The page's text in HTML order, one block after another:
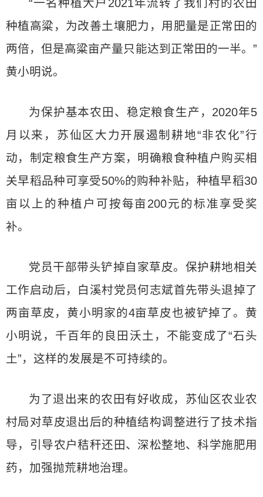
“一名种植大户2021年流转了我们村的农田
种植高粱，为改善土壤肥力，用肥量是正常田的
两倍，但是高粱亩产量只能达到正常田的一半。”
黄小明说。
为保护基本农田、稳定粮食生产，2020年5
月以来，苏仙区大力开展遏制耕地“非农化”行
动，制定粮食生产方案，明确粮食种植户购买相
关早稻品种可享受50%的购种补贴，种植早稻30
亩以上的种植户可按每亩200元的标准享受奖
补。
党员干部带头铲掉自家草皮。保护耕地相关
工作启动后，白溪村党员何志斌首先带头退掉了
两亩草皮，黄小明家的4亩草皮也被铲掉了。黄
小明说，千百年的良田沃土，不能变成了“石头
土”，这样的发展是不可持续的。
为了退出来的农田有好收成，苏仙区农业农
村局对草皮退出后的种植结构调整进行了技术指
导，引导农户秸秆还田、深松整地、科学施肥用
药，加强抛荒耕地治理。